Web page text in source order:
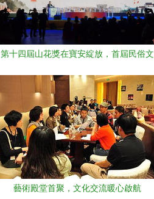
第十四屆山花獎在寶安綻放，首屆民俗文
藝術殿堂首聚，文化交流暖心啟航